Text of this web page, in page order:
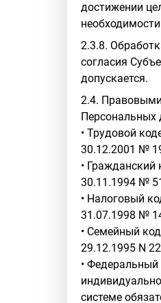
достижении
2.3.8.
согласия
допускается.
2.4.
Персональных
• Трудовой
30.12.2001 №
• Гражданский
30.11.1994 №
• Налоговый
31.07.1998 №
• Семейный
29.12.1995 N
•
системе